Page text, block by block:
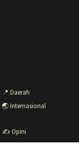
📍 Daerah
🌏 Internasional
✍️ Opini